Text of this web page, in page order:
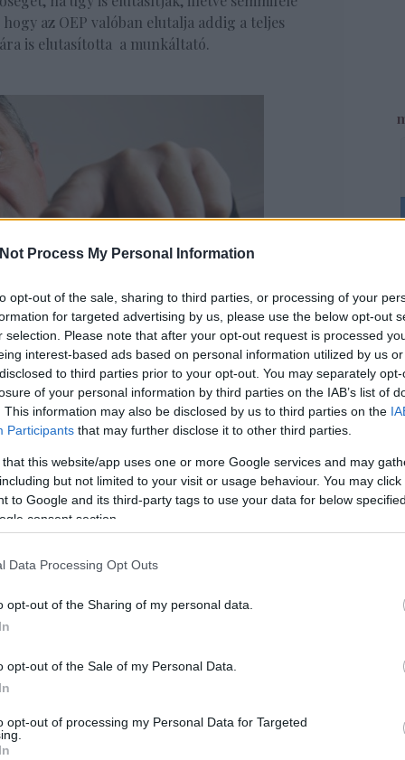
Process My Personal Information
opt-out of the sale, sharing to third parties, or processing of your
for targeted advertising by us, please use the below opt-out
selection. Please note that after your opt-out request is processed
interest-based ads based on personal information utilized by us
to third parties prior to your opt-out. You may separately
of your personal information by third parties on the IAB’s list of
This information may also be disclosed by us to third parties on the
Participants that may further disclose it to other third parties.
that this website/app uses one or more Google services and may
but not limited to your visit or usage behaviour. You may
to Google and its third-party tags to use your data for below
consent section.
Data Processing Opt Outs
opt-out of the Sharing of my personal data.
opt-out of the Sale of my Personal Data.
opt-out of processing my Personal Data for Targeted
az OEP valóban elutalja addig a teljes
is elutasította a munkáltató.
hogy most akkor mi lesz? Hogyan fogjuk
elutalja időben az összeget?
idegesek voltunk, felhívtam az OEP-et, kézbe
tájékoztatott a bérszámfejtő. A
2015.01.01.-től megváltoztak, ami azt
papír és rögzítésre kerül, onnantól
a bér. Ekkor megnyugodtunk!
folytattunk ezért szegény asszisztens
besolkaltunk. /
a bérszámfejtő tévesen tájékoztatott, és
mikor amikor a családi adókedvezményre
tájékoztatást, nem nézett utána alaposan, és
John
kezdő
nem